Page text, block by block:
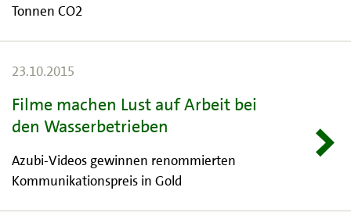
Tonnen CO2
23.10.2015
Filme machen Lust auf Arbeit bei
den Wasserbetrieben
Azubi-Videos gewinnen renommierten
Kommunikationspreis in Gold